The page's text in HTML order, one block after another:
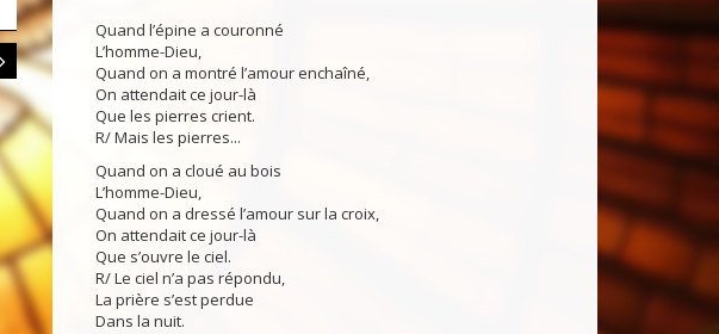
Quand l’épine a couronné
L’homme-Dieu,
Quand on a montré l’amour enchaîné,
On attendait ce jour-là
Que les pierres crient.
R/ Mais les pierres...
Quand on a cloué au bois
L’homme-Dieu,
Quand on a dressé l’amour sur la croix,
On attendait ce jour-là
Que s’ouvre le ciel.
R/ Le ciel n’a pas répondu,
La prière s’est perdue
Dans la nuit.